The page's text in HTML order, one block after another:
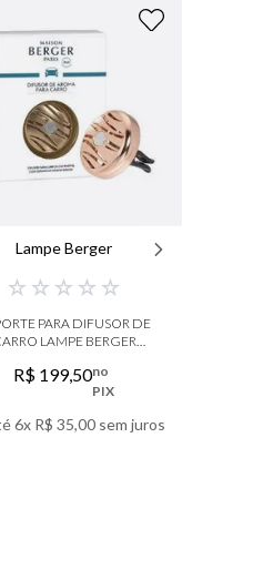
Lampe Berger
☆ ☆ ☆ ☆ ☆
PARA DIFUSOR DE
LAMPE BERGER
R$ 199,50no
PIX
6x R$ 35,00sem juros